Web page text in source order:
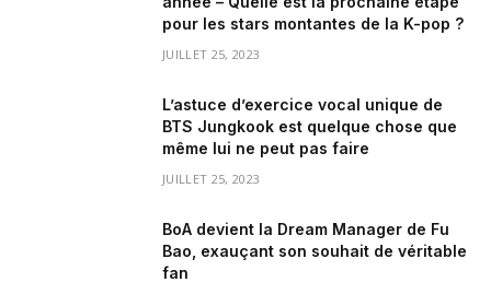
pour les stars montantes de la K-pop ?
JUILLET 25, 2023
L’astuce d’exercice vocal unique de
BTS Jungkook est quelque chose que
même lui ne peut pas faire
JUILLET 25, 2023
BoA devient la Dream Manager de Fu
Bao, exauçant son souhait de véritable
fan